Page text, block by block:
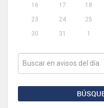
16
17 18
23
24 25
30
31 1